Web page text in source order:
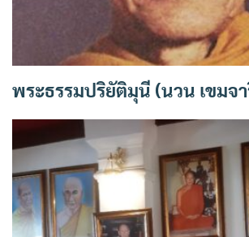
พระธรรมปริยัติมุนี (นวน เขมจ